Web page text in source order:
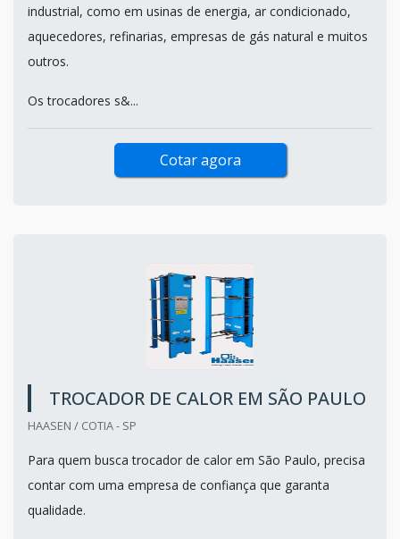
industrial, como em usinas de energia, ar condicionado,
aquecedores, refinarias, empresas de gás natural e muitos
outros.
Os trocadores s&...
Cotar agora
TROCADOR DE CALOR EM SÃO PAULO
HAASEN / COTIA - SP
Para quem busca trocador de calor em São Paulo, precisa
contar com uma empresa de confiança que garanta
qualidade.